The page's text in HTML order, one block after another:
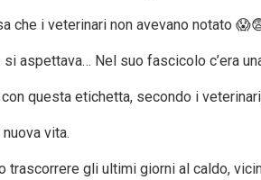
che i veterinari non avevano notato
aspettava… Nel suo fascicolo c’era
questa etichetta, secondo i
vita.
gli ultimi giorni al caldo,